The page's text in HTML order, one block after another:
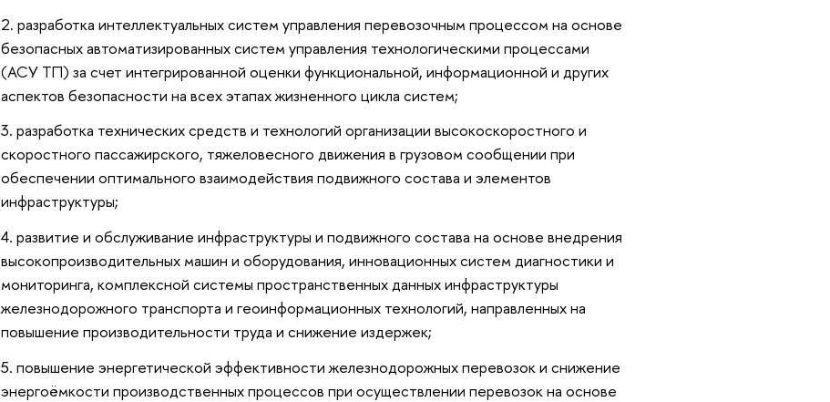
разработка интеллектуальных систем управления перевозочным процессом на основе
безопасных автоматизированных систем управления технологическими процессами
(АСУ ТП) за счет интегрированной оценки функциональной, информационной и других
аспектов безопасности на всех этапах жизненного цикла систем;
разработка технических средств и технологий организации высокоскоростного и
скоростного пассажирского, тяжеловесного движения в грузовом сообщении при
обеспечении оптимального взаимодействия подвижного состава и элементов
инфраструктуры;
развитие и обслуживание инфраструктуры и подвижного состава на основе внедрения
высокопроизводительных машин и оборудования, инновационных систем диагностики и
мониторинга, комплексной системы пространственных данных инфраструктуры
железнодорожного транспорта и геоинформационных технологий, направленных на
повышение производительности труда и снижение издержек;
повышение энергетической эффективности железнодорожных перевозок и снижение
энергоёмкости производственных процессов при осуществлении перевозок на основе